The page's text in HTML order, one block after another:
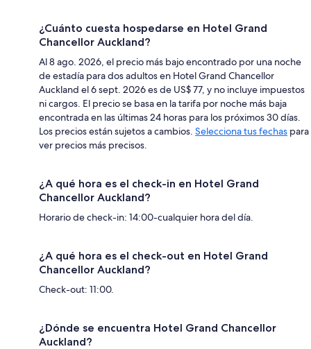
¿Cuánto cuesta hospedarse en Hotel Grand
Chancellor Auckland?
Al 8 ago. 2026, el precio más bajo encontrado por una noche
de estadía para dos adultos en Hotel Grand Chancellor
Auckland el 6 sept. 2026 es de US$ 77, y no incluye impuestos
ni cargos. El precio se basa en la tarifa por noche más baja
encontrada en las últimas 24 horas para los próximos 30 días.
Los precios están sujetos a cambios. Selecciona tus fechas para
ver precios más precisos.
¿A qué hora es el check-in en Hotel Grand
Chancellor Auckland?
Horario de check-in: 14:00-cualquier hora del día.
¿A qué hora es el check-out en Hotel Grand
Chancellor Auckland?
Check-out: 11:00.
¿Dónde se encuentra Hotel Grand Chancellor
Auckland?